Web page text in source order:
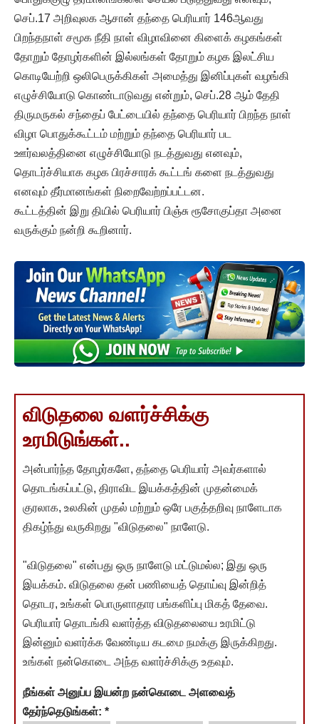
செப்.17 அறிவுலக ஆசான் தந்தை பெரியார் 146ஆவது
பிறந்தநாள் சமூக நீதி நாள் விழாவினை கிளைக் கழகங்கள்
தோறும் தோழர்களின் இல்லங்கள் தோறும் கழக இலட்சிய
கொடியேற்றி ஒலிபெருக்கிகள் அமைத்து இனிப்புகள் வழங்கி
எழுச்சியோடு கொண்டாடுவது என்றும், செப்.28 ஆம் தேதி
திருமருகல் சந்தைப் பேட்டையில் தந்தை பெரியார் பிறந்த நாள்
விழா பொதுக்கூட்டம் மற்றும் தந்தை பெரியார் பட
ஊர்வலத்தினை எழுச்சியோடு நடத்துவது எனவும்,
தொடர்ச்சியாக கழக பிரச்சாரக் கூட்டங் களை நடத்துவது
எனவும் தீர்மானங்கள் நிறைவேற்றப்பட்டன.
கூட்டத்தின் இறு தியில் பெரியார் பிஞ்சு ரூசோகுப்தா அனை
வருக்கும் நன்றி கூறினார்.
விடுதலை வளர்ச்சிக்கு
உரமிடுங்கள்..
அன்பார்ந்த தோழர்களே, தந்தை பெரியார் அவர்களால்
தொடங்கப்பட்டு, திராவிட இயக்கத்தின் முதன்மைக்
குரலாக, உலகின் முதல் மற்றும் ஒரே பகுத்தறிவு நாளேடாக
திகழ்ந்து வருகிறது "விடுதலை" நாளேடு.
"விடுதலை" என்பது ஒரு நாளேடு மட்டுமல்ல; இது ஒரு
இயக்கம். விடுதலை தன் பணியைத் தொய்வு இன்றித்
தொடர, உங்கள் பொருளாதார பங்களிப்பு மிகத் தேவை.
பெரியார் தொடங்கி வளர்த்த விடுதலையை உரமிட்டு
இன்னும் வளர்க்க வேண்டிய கடமை நமக்கு இருக்கிறது.
உங்கள் நன்கொடை அந்த வளர்ச்சிக்கு உதவும்.
நீங்கள் அனுப்ப இயன்ற நன்கொடை அளவைத்
தேர்ந்தெடுங்கள்: *